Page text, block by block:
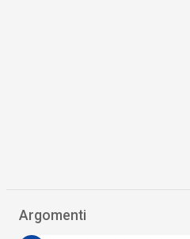
Argomenti